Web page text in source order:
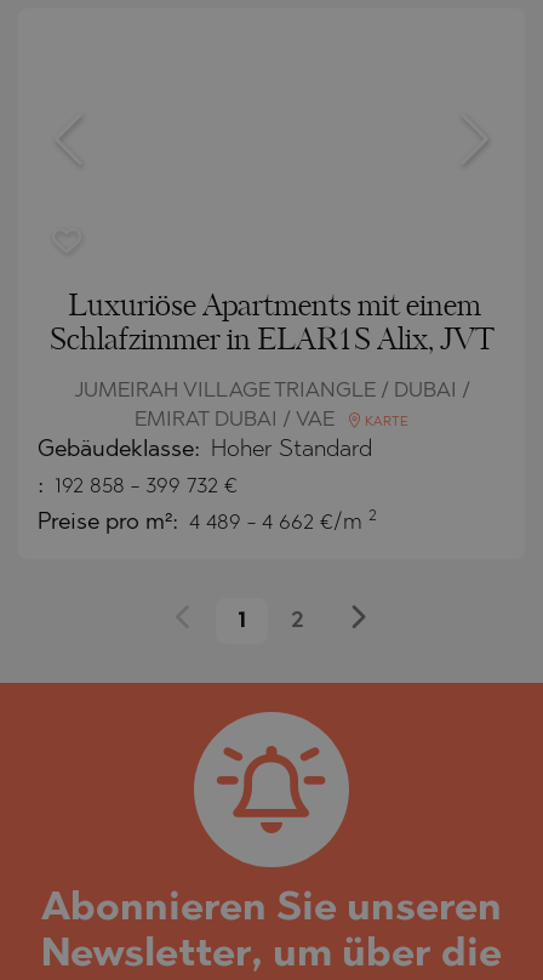
Luxuriöse Apartments mit einem
Schlafzimmer in ELAR1S Alix, JVT
JUMEIRAH VILLAGE TRIANGLE / DUBAI /
EMIRAT DUBAI / VAE
KARTE
Gebäudeklasse: Hoher Standard
: 192 858 - 399 732 €
Preise pro m²: 4 489 - 4 662 €/m 2
1 2
Abonnieren Sie unseren
Newsletter, um über die